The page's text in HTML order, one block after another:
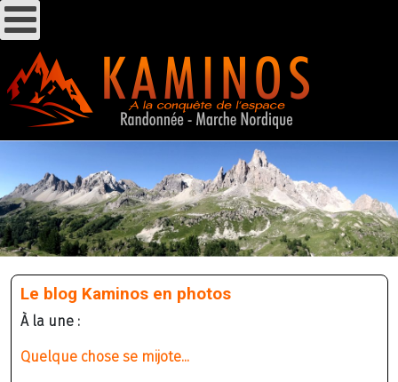
Le blog Kaminos en photos
À la une :
Quelque chose se mijote...